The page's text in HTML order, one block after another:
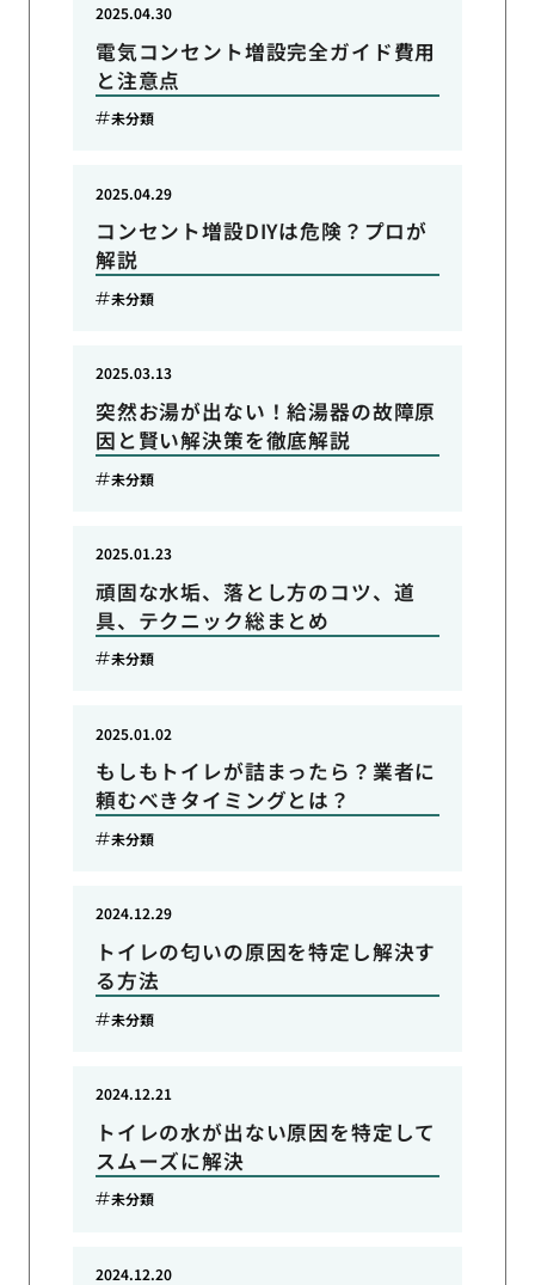
電気コンセント増設完全ガイド費用
と注意点
2025.04.30
未分類
コンセント増設DIYは危険？プロが
解説
2025.04.29
未分類
突然お湯が出ない！給湯器の故障原
因と賢い解決策を徹底解説
2025.03.13
未分類
頑固な水垢、落とし方のコツ、道
具、テクニック総まとめ
2025.01.23
未分類
もしもトイレが詰まったら？業者に
頼むべきタイミングとは？
2025.01.02
未分類
トイレの匂いの原因を特定し解決す
る方法
2024.12.29
未分類
トイレの水が出ない原因を特定して
スムーズに解決
2024.12.21
未分類
2024.12.20